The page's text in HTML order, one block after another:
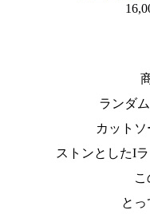
ランダ
カット
ストンとしたI
こ
とっ